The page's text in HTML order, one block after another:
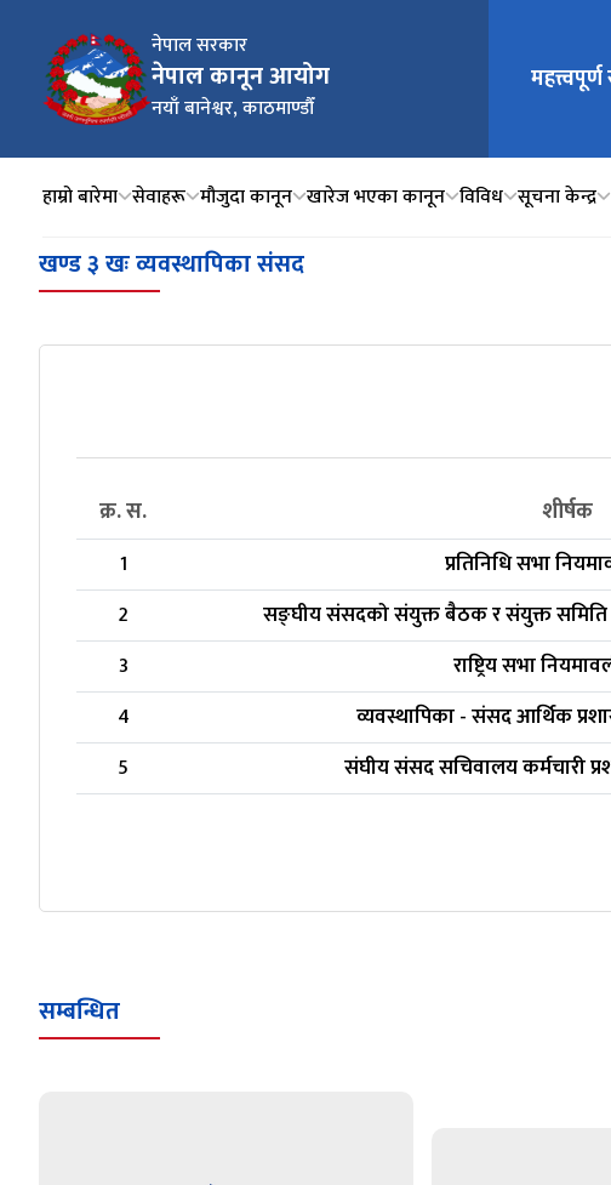
नेपाल सरकार
नेपाल कानून आयोग
नयाँ बानेश्वर, काठमाण्डौँ
मुख्य नेभिगेसनमा
हाम्रो बारेमा सेवाहरू मौजुदा कानून खारेज भएका कानून विविध सूचना केन्द्र
खण्ड ३ खः व्यवस्थापिका संसद
क्र. स. शीर्षक
1 प्रतिनिधि सभा
2
सङ्‍घीय संसदको संयुक्त बैठक र संयुक्त समिति
3
राष्ट्रिय सभा
4
व्यवस्थापिका - संसद आर्थिक
5
संघीय संसद सचिवालय कर्मचारी
सम्बन्धित